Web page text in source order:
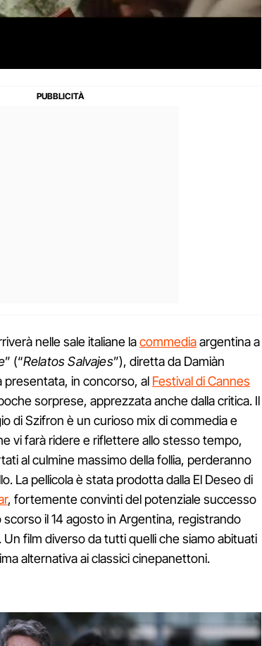
nelle sale italiane lacommediaargentina a
” (“Relatos Salvajes”), diretta da Damiàn
presentata, in concorso, al Festival di Cannes
sorprese, apprezzata anche dalla critica. Il
di Szifron è un curioso mix di commedia e
vi farà ridere e riflettere allo stesso tempo,
al culmine massimo della follia, perderanno
La pellicola è stata prodotta dalla El Deseo di
, fortemente convinti del potenziale successo
il 14 agosto in Argentina, registrando
film diverso da tutti quelli che siamo abituati
alternativa ai classici cinepanettoni.